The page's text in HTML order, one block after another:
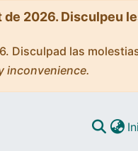
2026. Disculpeu
Disculpad las
inconvenience.